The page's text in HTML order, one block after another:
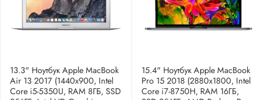
13.3" Ноутбук Apple MacBook
Air 13 2017 (1440x900, Intel
Core i5-5350U, RAM 8ГБ, SSD
15.4" Ноутбук Apple MacBook
Pro 15 2018 (2880x1800, Intel
Core i7-8750H, RAM 16ГБ,